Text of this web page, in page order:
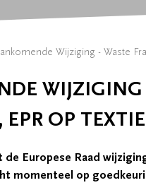
Wijziging - Waste
WIJZIGING
EPR OP
Europese Raad
momenteel op